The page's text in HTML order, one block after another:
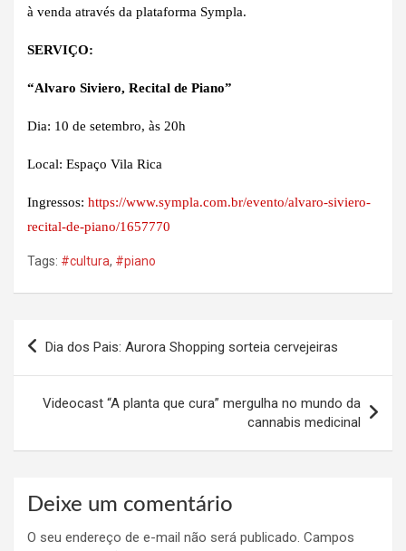
à venda através da plataforma Sympla.
SERVIÇO:
“Alvaro Siviero, Recital de Piano”
Dia: 10 de setembro, às 20h
Local: Espaço Vila Rica
Ingressos: https://www.sympla.com.br/evento/alvaro-siviero-
recital-de-piano/1657770
Tags: #cultura, #piano
Dia dos Pais: Aurora Shopping sorteia cervejeiras
Videocast “A planta que cura” mergulha no mundo da
cannabis medicinal
Deixe um comentário
O seu endereço de e-mail não será publicado. Campos